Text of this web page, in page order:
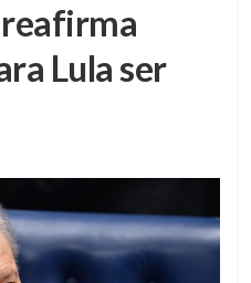
Lula ser